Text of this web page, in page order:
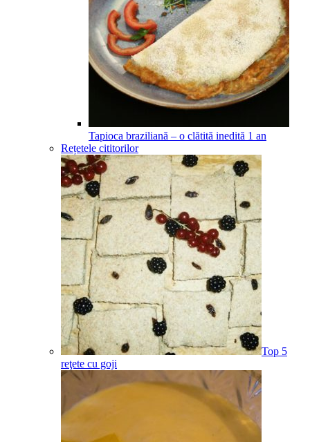
Tapioca braziliană – o clătită inedită 1 an
Rețetele cititorilor
Top 5
reţete cu goji